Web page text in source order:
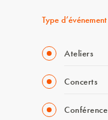
Type d’événement
Ateliers
Concerts
Conférence